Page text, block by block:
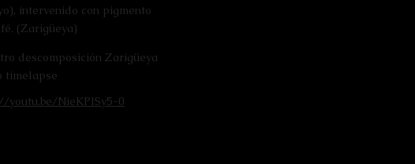
intervenido con pigmento
(Zarigüeya)
descomposición Zarigüeya
timelapse
youtu.be/NieKPlSy5-0